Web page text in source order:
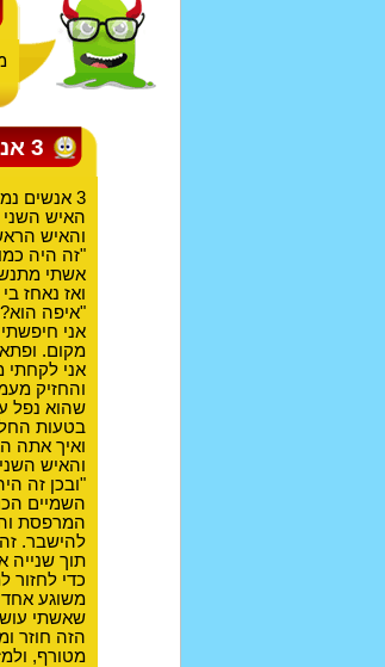
3 אנשים בגן עדן
3 אנשים נמצאים בגן עדן.
האיש
והאיש
"זה היה
אשתי
ואז נאחז
"איפה
אני
מקום.
אני לקחתי
והחזיק
שהוא נפל
בטעות
ואיך אתה
והאיש
"ובכן זה
השמיים
המרפסת
להישבר.
תוך שנייה
כדי לחזור
משוגע אחד
שאשתי
הזה חוזר
מטורף,